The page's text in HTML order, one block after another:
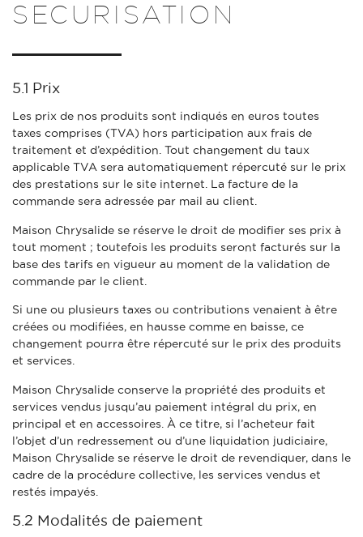
SECURISATION
5.1 Prix
Les prix de nos produits sont indiqués en euros toutes
taxes comprises (TVA) hors participation aux frais de
traitement et d’expédition. Tout changement du taux
applicable TVA sera automatiquement répercuté sur le prix
des prestations sur le site internet. La facture de la
commande sera adressée par mail au client.
Maison Chrysalide se réserve le droit de modifier ses prix à
tout moment ; toutefois les produits seront facturés sur la
base des tarifs en vigueur au moment de la validation de
commande par le client.
Si une ou plusieurs taxes ou contributions venaient à être
créées ou modifiées, en hausse comme en baisse, ce
changement pourra être répercuté sur le prix des produits
et services.
Maison Chrysalide conserve la propriété des produits et
services vendus jusqu’au paiement intégral du prix, en
principal et en accessoires. À ce titre, si l’acheteur fait
l’objet d’un redressement ou d’une liquidation judiciaire,
Maison Chrysalide se réserve le droit de revendiquer, dans le
cadre de la procédure collective, les services vendus et
restés impayés.
5.2 Modalités de paiement